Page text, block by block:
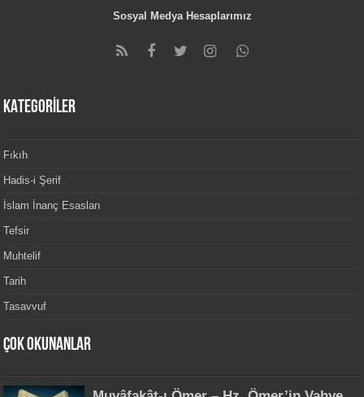
Sosyal Medya Hesaplarımız
KATEGORİLER
Fıkıh
Hadis-i Şerif
İslam İnanç Esasları
Tefsir
Muhtelif
Tarih
Tasavvuf
Çok Okunanlar